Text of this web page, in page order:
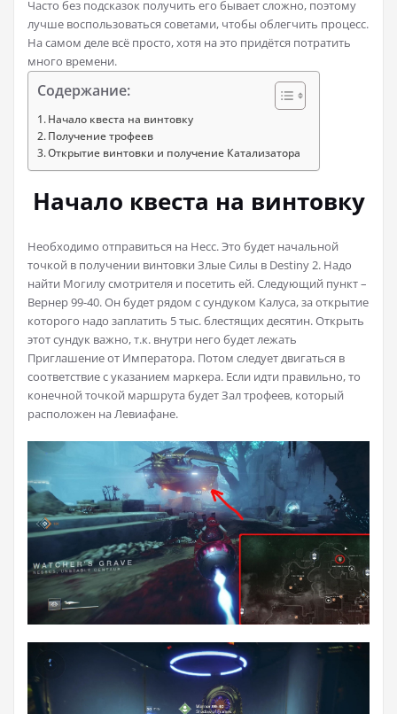
Часто без подсказок получить его бывает сложно, поэтому
лучше воспользоваться советами, чтобы облегчить процесс.
На самом деле всё просто, хотя на это придётся потратить
много времени.
Содержание:
Начало квеста на винтовку
Получение трофеев
Открытие винтовки и получение Катализатора
Начало квеста на винтовку
Необходимо отправиться на Несс. Это будет начальной
точкой в получении винтовки Злые Силы в Destiny 2. Надо
найти Могилу смотрителя и посетить ей. Следующий пункт –
Вернер 99-40. Он будет рядом с сундуком Калуса, за открытие
которого надо заплатить 5 тыс. блестящих десятин. Открыть
этот сундук важно, т.к. внутри него будет лежать
Приглашение от Императора. Потом следует двигаться в
соответствие с указанием маркера. Если идти правильно, то
конечной точкой маршрута будет Зал трофеев, который
расположен на Левиафане.